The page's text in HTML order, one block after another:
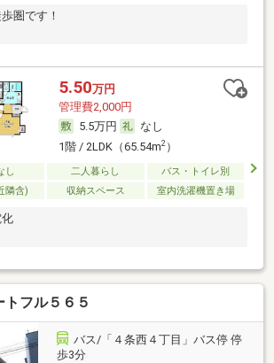
圏です！
5.50万円
管理費2,000円
5.5万円
なし
1階 / 2LDK（65.54m2）
し 二人暮らし
バス・トイレ別
隣含)
収納スペース 室内洗濯機置き場
トフル５６５
バス/「４条西４丁目」バス停 停
歩3分